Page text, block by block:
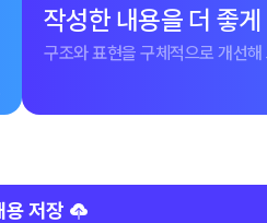
작성한 내용을 더 좋
구조와 표현을 구체적으로 개선해
용 저장